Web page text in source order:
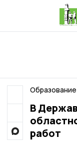
Образование
В
работ